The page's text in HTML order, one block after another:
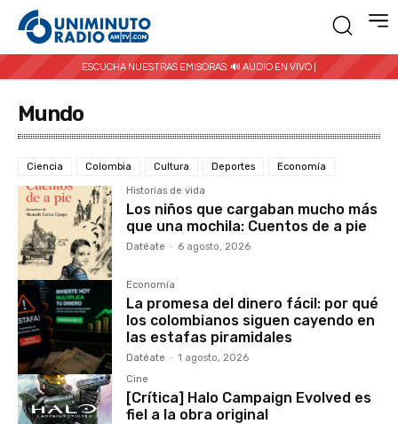
ESCUCHA NUESTRAS EMISORAS: 🔊 AUDIO EN VIVO |
Mundo
Ciencia Colombia Cultura Deportes Economía
Historias de vida
Los niños que cargaban mucho más
que una mochila: Cuentos de a pie
Datéate - 6 agosto, 2026
Economía
La promesa del dinero fácil: por qué
los colombianos siguen cayendo en
las estafas piramidales
Datéate - 1 agosto, 2026
Cine
[Crítica] Halo Campaign Evolved es
fiel a la obra original